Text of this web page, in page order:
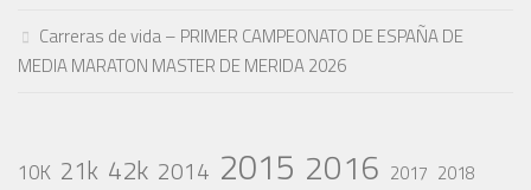
Carreras de vida – PRIMER CAMPEONATO DE ESPAÑA DE
MEDIA MARATON MASTER DE MERIDA 2026
10K 21k 42k 2014 2015 2016 2017 2018